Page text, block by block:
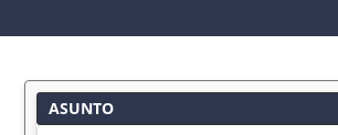
ASUNTO